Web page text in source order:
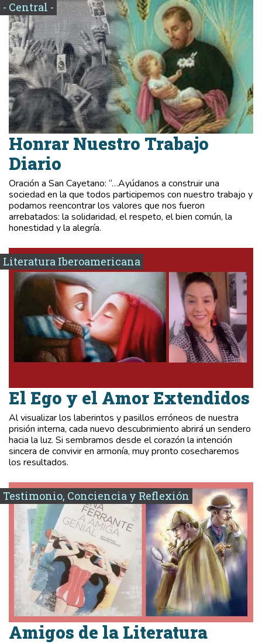
- Central -
Honrar Nuestro Trabajo
Diario
Oración a San Cayetano: “…Ayúdanos a construir una
sociedad en la que todos participemos con nuestro trabajo y
podamos reencontrar los valores que nos fueron
arrebatados: la solidaridad, el respeto, el bien común, la
honestidad y la alegría.
Literatura Iberoamericana
El Ego y el Amor Extendidos
Al visualizar los laberintos y pasillos erróneos de nuestra
prisión interna, cada nuevo descubrimiento abrirá un sendero
hacia la luz. Si sembramos desde el corazón la intención
sincera de convivir en armonía, muy pronto cosecharemos
los resultados.
Testimonio, Conciencia y Reflexión
Amigos de la Literatura